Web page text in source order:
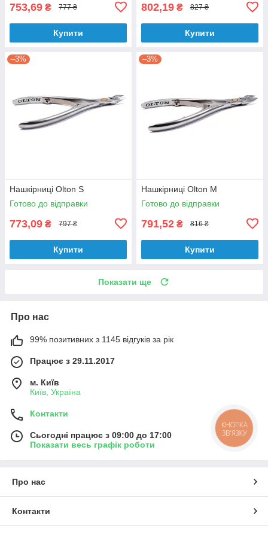
753,69 ₴ 777 ₴
Купити
802,19 ₴ 827 ₴
Купити
–3%
Нашкірниці Olton S
Готово до відправки
773,09 ₴ 797 ₴
Купити
–3%
Нашкірниці Olton М
Готово до відправки
791,52 ₴ 816 ₴
Купити
Показати ще
Про нас
99% позитивних з 1145 відгуків за рік
Працює з 29.11.2017
м. Київ
Київ, Україна
Контакти
Сьогодні працює з 09:00 до 17:00
Показати весь графік роботи
Про нас
Контакти
КНОПКА
ЗВ'ЯЗКУ